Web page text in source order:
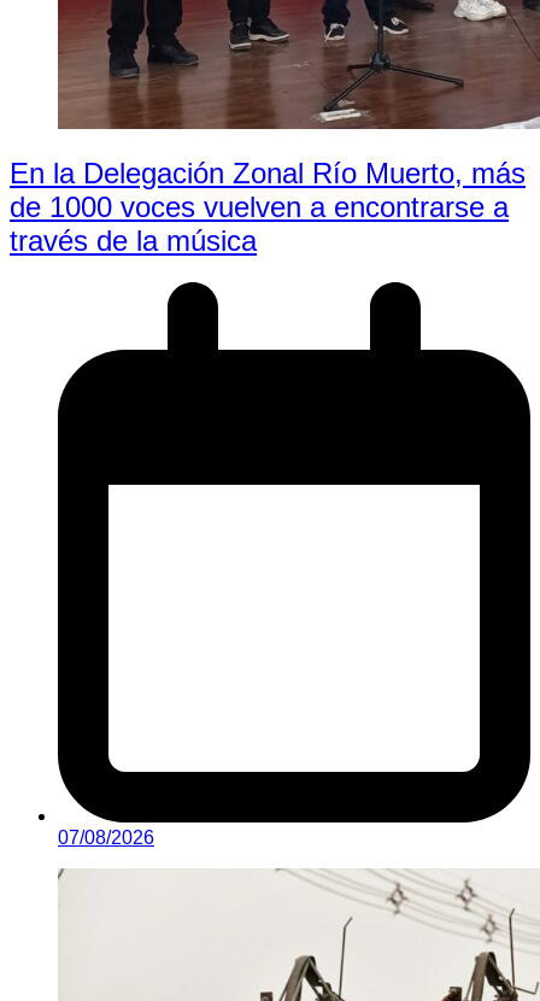
En la Delegación Zonal Río Muerto, más
de 1000 voces vuelven a encontrarse a
través de la música
07/08/2026